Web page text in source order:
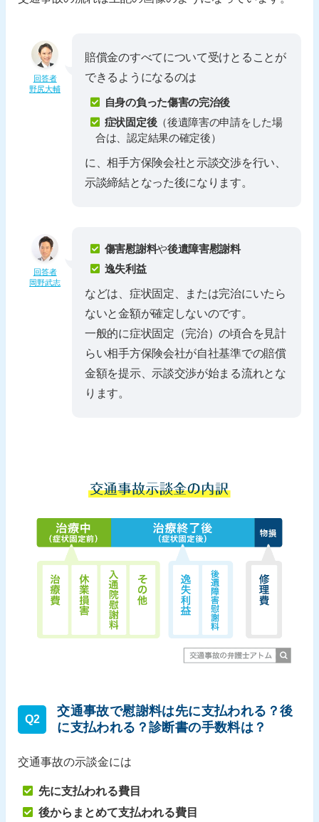
回答者
野尻大輔
賠償金のすべてについて受けとることが
できるようになるのは
自身の負った傷害の完治後
症状固定後（後遺障害の申請をした場
合は、認定結果の確定後）
に、相手方保険会社と示談交渉を行い、
示談締結となった後になります。
回答者
岡野武志
傷害慰謝料や後遺障害慰謝料
逸失利益
などは、症状固定、または完治にいたら
ないと金額が確定しないのです。
一般的に症状固定（完治）の頃合を見計
らい相手方保険会社が自社基準での賠償
金額を提示、示談交渉が始まる流れとな
ります。
Q2
交通事故で慰謝料は先に支払われる？後
に支払われる？診断書の手数料は？
交通事故の示談金には
先に支払われる費目
後からまとめて支払われる費目